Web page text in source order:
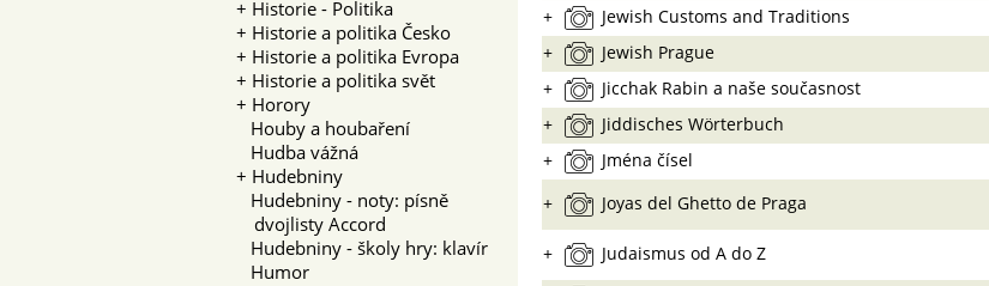
+ Historie - Politika
+ Historie a politika Česko
+ Historie a politika Evropa
+ Historie a politika svět
+ Horory
Houby a houbaření
Hudba vážná
+ Hudebniny
Hudebniny - noty: písně
dvojlisty Accord
Hudebniny - školy hry: klavír
Humor
+
Jewish Customs and Traditions
+
Jewish Prague
+
Jicchak Rabin a naše současnost
+
Jiddisches Wörterbuch
+
Jména čísel
+
Joyas del Ghetto de Praga
+ Judaismus od A do Z